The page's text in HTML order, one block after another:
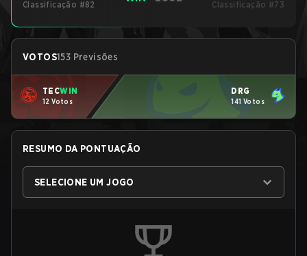
Classificação #82 Classificação #73
VOTOS153 Previsões
TECWIN
12 Votos
DRG
141 Votos
RESUMO DA PONTUAÇÃO
SELECIONE UM JOGO